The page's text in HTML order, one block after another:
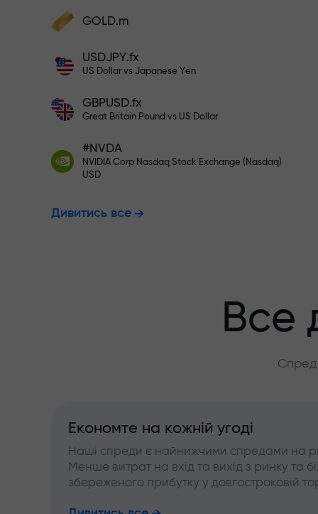
Поповніть рахунок — і отримайте бонус
X1000 - це не друкарська помилка. Чим
більший депозит, тим вищий множник.
Поповніть на $333 -
Торгуйте
гарантуємо
Бонус до
GOLD.m
USDJPY.fx
US Dollar vs Japanese Yen
GBPUSD.fx
Great Britain Pound vs US Dollar
#NVDA
NVIDIA Corp Nasdaq Stock Exchange (Nasdaq)
USD
Дивитись все
Все
Економте на кожній угоді
Наші спреди є найнижчими спредами на
Менше витрат на вхід та вихід з ринку та
збереженого прибутку у довгостроковій